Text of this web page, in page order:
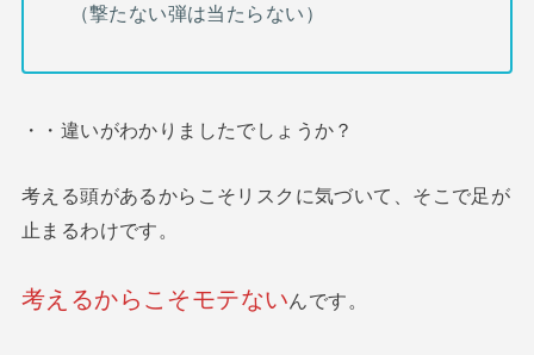
（撃たない弾は当たらない）
・・違いがわかりましたでしょうか？
考える頭があるからこそリスクに気づいて、そこで足が
止まるわけです。
考えるからこそモテないんです。